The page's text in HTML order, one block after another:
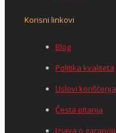
Korisni linkovi
Blog
Politika kvaliteta
Uslovi korišćenja
Česta pitanja
Izjava o garanciji